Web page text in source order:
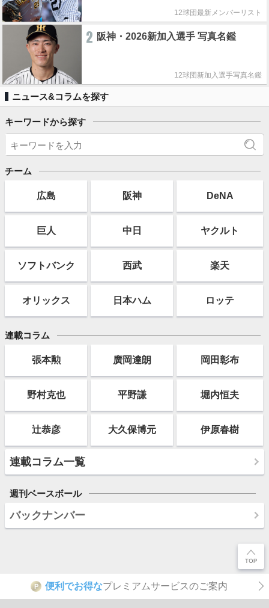
12球団最新メンバーリスト
2 阪神・2026新加入選手 写真名鑑
12球団新加入選手写真名鑑
ニュース&コラムを探す
キーワードから探す
チーム
広島 阪神 DeNA
巨人 中日 ヤクルト
ソフトバンク 西武 楽天
オリックス 日本ハム ロッテ
連載コラム
張本勲 廣岡達朗 岡田彰布
野村克也 平野謙 堀内恒夫
辻恭彦 大久保博元 伊原春樹
連載コラム一覧
週刊ベースボール
バックナンバー
P 便利でお得なプレミアムサービスのご案内